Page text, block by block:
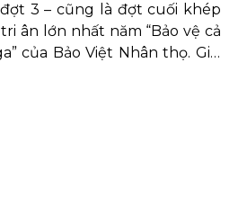
3 – cũng là đợt cuối khép
ân lớn nhất năm “Bảo vệ cả
của Bảo Việt Nhân thọ. Giải